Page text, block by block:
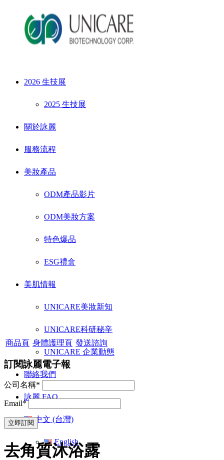
2026 生技展
2025 生技展
關於詠麗
服務流程
美妝產品
ODM產品影片
ODM美妝方案
特色爆品
ESG禮盒
美肌情報
UNICARE美妝新知
UNICARE科研秘辛
UNICARE 企業動態
聯絡我們
詠麗 FAQ
中文 (台灣)
English
商品頁 身體護理頁 發送諮詢
訂閱詠麗電子報
公司名稱*
Email*
去角質沐浴露